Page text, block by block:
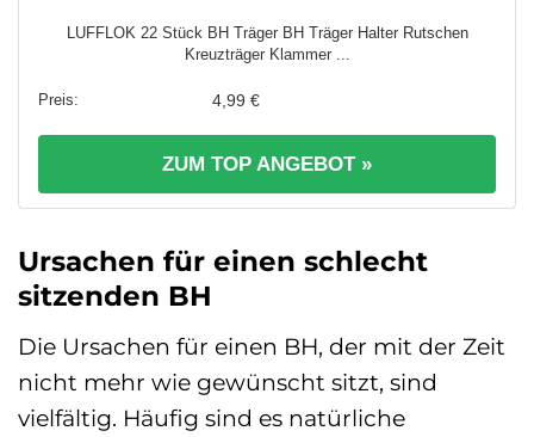
LUFFLOK 22 Stück BH Träger BH Träger Halter Rutschen
Kreuzträger Klammer ...
4,99 €
ZUM TOP ANGEBOT »
Ursachen für einen schlecht
sitzenden BH
Die Ursachen für einen BH, der mit der Zeit
nicht mehr wie gewünscht sitzt, sind
vielfältig. Häufig sind es natürliche